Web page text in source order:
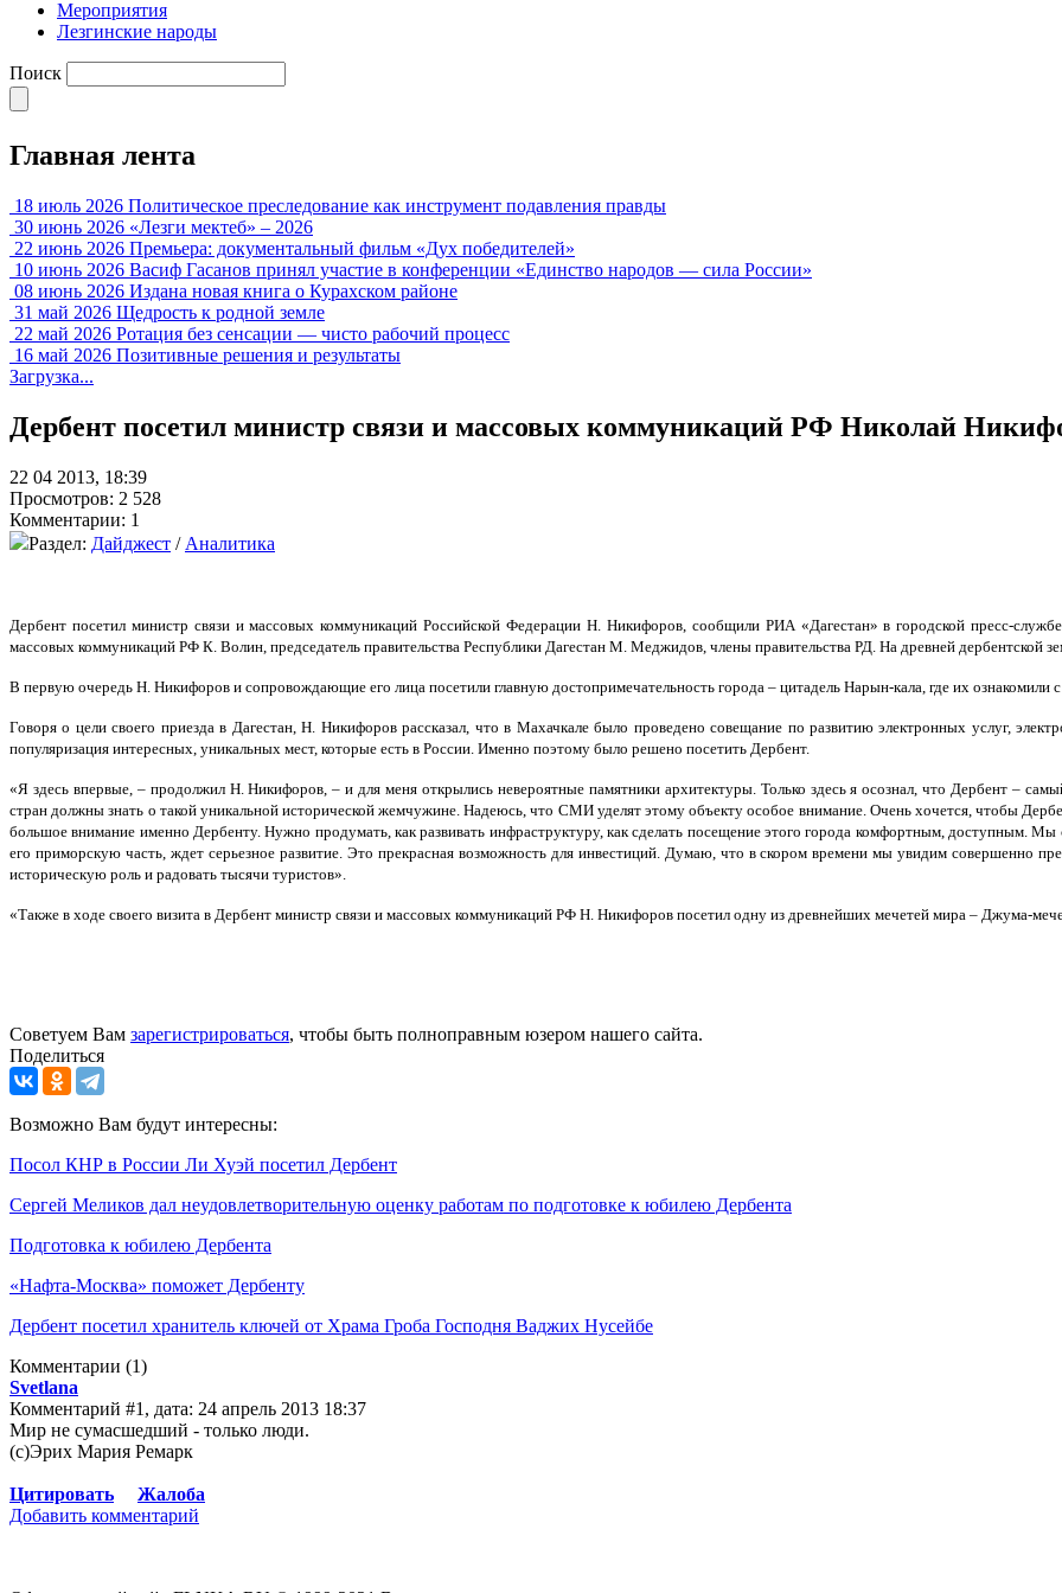
Мероприятия
Лезгинские народы
Поиск
Главная лента
18 июль 2026 Политическое преследование как инструмент подавления правды
30 июнь 2026 «Лезги мектеб» – 2026
22 июнь 2026 Премьера: документальный фильм «Дух победителей»
10 июнь 2026 Васиф Гасанов принял участие в конференции «Единство народов — сила России»
08 июнь 2026 Издана новая книга о Курахском районе
31 май 2026 Щедрость к родной земле
22 май 2026 Ротация без сенсации — чисто рабочий процесс
16 май 2026 Позитивные решения и результаты
Загрузка...
Дербент посетил министр связи и массовых коммуникаций РФ Николай
22 04 2013, 18:39
Просмотров: 2 528
Комментарии: 1
Раздел: Дайджест / Аналитика
Дербент посетил министр связи и массовых коммуникаций Российской Федерации Н. Никифоров, сообщили РИА «Дагестан» в городской пресс-
массовых коммуникаций РФ К. Волин, председатель правительства Республики Дагестан М. Меджидов, члены правительства РД. На древней дербентской
В первую очередь Н. Никифоров и сопровождающие его лица посетили главную достопримечательность города – цитадель Нарын-кала, где их ознакомили
Говоря о цели своего приезда в Дагестан, Н. Никифоров рассказал, что в Махачкале было проведено совещание по развитию электронных услуг,
популяризация интересных, уникальных мест, которые есть в России. Именно поэтому было решено посетить Дербент.
«Я здесь впервые, – продолжил Н. Никифоров, – и для меня открылись невероятные памятники архитектуры. Только здесь я осознал, что Дербент –
стран должны знать о такой уникальной исторической жемчужине. Надеюсь, что СМИ уделят этому объекту особое внимание. Очень хочется, чтобы
большое внимание именно Дербенту. Нужно продумать, как развивать инфраструктуру, как сделать посещение этого города комфортным, доступным. Мы
его приморскую часть, ждет серьезное развитие. Это прекрасная возможность для инвестиций. Думаю, что в скором времени мы увидим совершенно
историческую роль и радовать тысячи туристов».
«Также в ходе своего визита в Дербент министр связи и массовых коммуникаций РФ Н. Никифоров посетил одну из древнейших мечетей мира – Джума-
Советуем Вам зарегистрироваться, чтобы быть полноправным юзером нашего сайта.
Поделиться
Возможно Вам будут интересны:
Посол КНР в России Ли Хуэй посетил Дербент
Сергей Меликов дал неудовлетворительную оценку работам по подготовке к юбилею Дербента
Подготовка к юбилею Дербента
«Нафта-Москва» поможет Дербенту
Дербент посетил хранитель ключей от Храма Гроба Господня Ваджих Нусейбе
Комментарии (1)
Svetlana
Комментарий #1, дата: 24 апрель 2013 18:37
Мир не сумасшедший - только люди.
(c)Эрих Мария Ремарк
Цитировать
Жалоба
Добавить комментарий